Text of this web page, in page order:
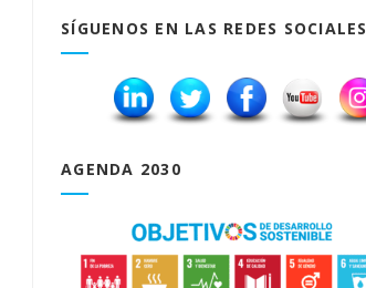
SÍGUENOS EN LAS REDES SOCIALES
AGENDA 2030